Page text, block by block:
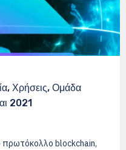
Χρήσεις, Ομάδα
2021
πρωτόκολλο blockchain,